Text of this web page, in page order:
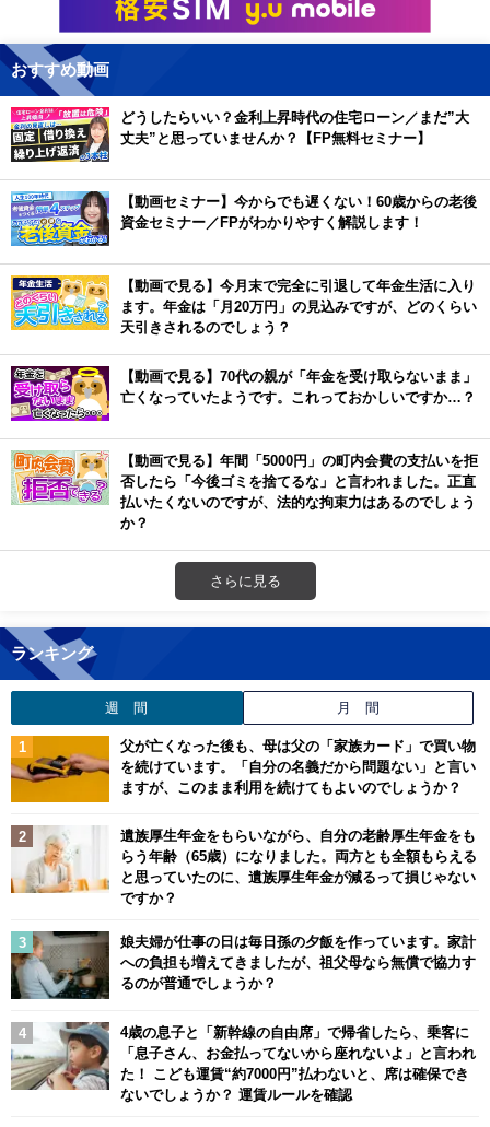
おすすめ動画
どうしたらいい？金利上昇時代の住宅ローン／まだ”大
丈夫”と思っていませんか？【FP無料セミナー】
【動画セミナー】今からでも遅くない！60歳からの老後
資金セミナー／FPがわかりやすく解説します！
【動画で見る】今月末で完全に引退して年金生活に入り
ます。年金は「月20万円」の見込みですが、どのくらい
天引きされるのでしょう？
【動画で見る】70代の親が「年金を受け取らないまま」
亡くなっていたようです。これっておかしいですか…？
【動画で見る】年間「5000円」の町内会費の支払いを拒
否したら「今後ゴミを捨てるな」と言われました。正直
払いたくないのですが、法的な拘束力はあるのでしょう
か？
さらに見る
ランキング
週 間 月 間
父が亡くなった後も、母は父の「家族カード」で買い物
を続けています。「自分の名義だから問題ない」と言い
ますが、このまま利用を続けてもよいのでしょうか？
遺族厚生年金をもらいながら、自分の老齢厚生年金をも
らう年齢（65歳）になりました。両方とも全額もらえる
と思っていたのに、遺族厚生年金が減るって損じゃない
ですか？
娘夫婦が仕事の日は毎日孫の夕飯を作っています。家計
への負担も増えてきましたが、祖父母なら無償で協力す
るのが普通でしょうか？
4歳の息子と「新幹線の自由席」で帰省したら、乗客に
「息子さん、お金払ってないから座れないよ」と言われ
た！ こども運賃“約7000円”払わないと、席は確保でき
ないでしょうか？ 運賃ルールを確認